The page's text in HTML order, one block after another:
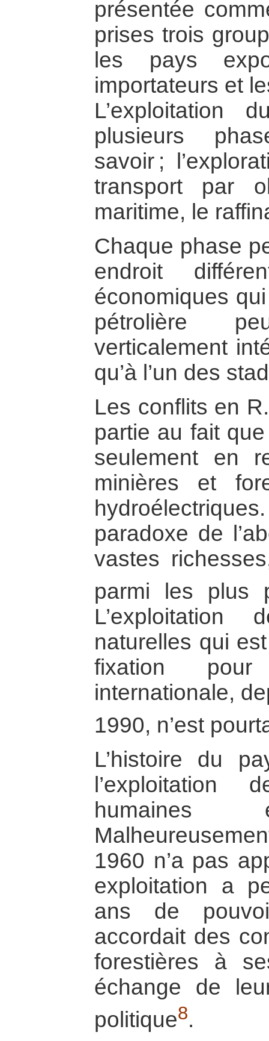
présentée
prises trois
les pays
importateurs et
L’exploitation
plusieurs
savoir ;
transport par
maritime, le
Chaque phase
endroit
économiques
pétrolière
verticalement
qu’à l’un des
Les conflits en
partie au fait
seulement en
minières et
paradoxe de
vastes
parmi les plus
L’exploitation
naturelles qui
fixation
internationale,
1990, n’est
L’histoire du
l’exploitation
humaines
1960 n’a pas
exploitation a
ans de
accordait des
forestières à
échange de
politique8.